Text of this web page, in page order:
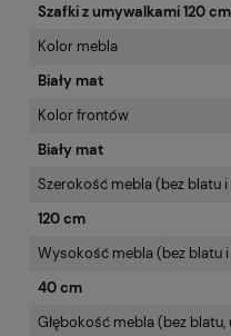
Szafki z umywalkami 120 cm
Kolor mebla
Biały mat
Kolor frontów
Biały mat
Szerokość mebla (bez blatu
120 cm
Wysokość mebla (bez blatu
40 cm
Głębokość mebla (bez